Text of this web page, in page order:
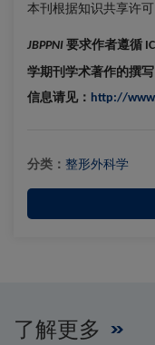
本刊根据知识共享许可
JBPPNI 要求作者遵循
学期刊学术著作的撰
信息请见： http://
分类： 整形外科学
了解更多